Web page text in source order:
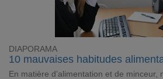
DIAPORAMA
10 mauvaises habitudes
En matière d’alimentation et de minceur,